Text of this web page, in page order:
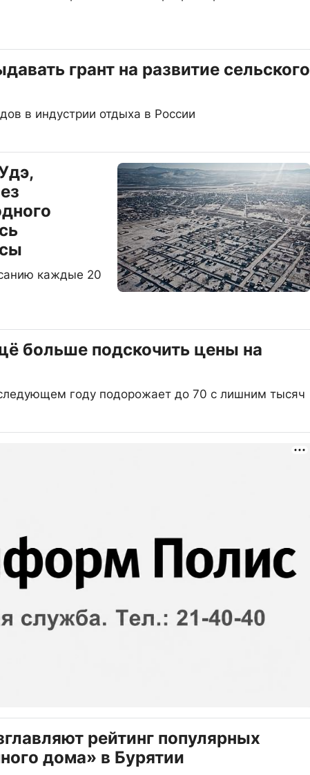
грант на развитие сельского
в индустрии отдыха в России
каждые 20
больше подскочить цены на
году подорожает до 70 с лишним тысяч
рейтинг популярных
дома» в Бурятии